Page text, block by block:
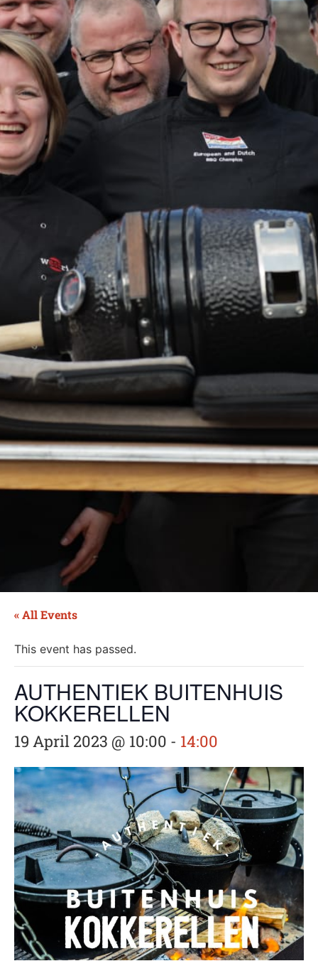
« All Events
This event has passed.
AUTHENTIEK BUITENHUIS
KOKKERELLEN
19 April 2023 @ 10:00 - 14:00